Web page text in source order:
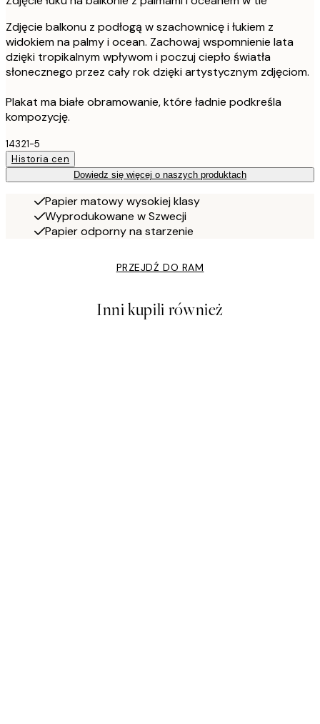
Zdjęcie balkonu z podłogą w szachownicę i łukiem z
widokiem na palmy i ocean. Zachowaj wspomnienie lata
dzięki tropikalnym wpływom i poczuj ciepło światła
słonecznego przez cały rok dzięki artystycznym zdjęciom.
Plakat ma białe obramowanie, które ładnie podkreśla
kompozycję.
14321-5
Historia cen
Dowiedz się więcej o naszych produktach
Papier matowy wysokiej klasy
Wyprodukowane w Szwecji
Papier odporny na starzenie
PRZEJDŹ DO RAM
Inni kupili również